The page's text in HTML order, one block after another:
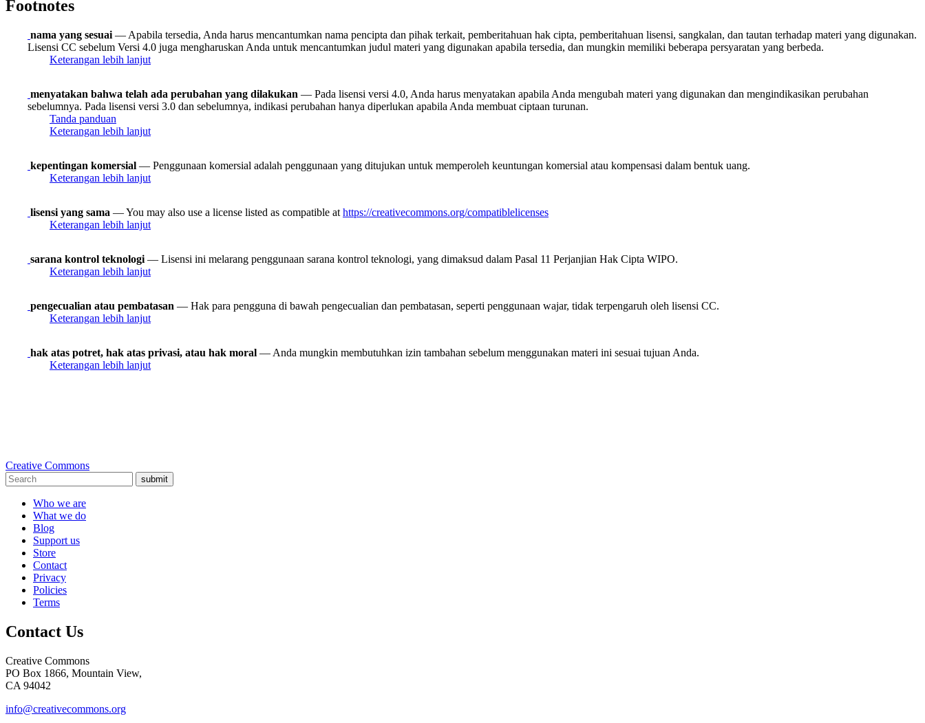
Footnotes
nama yang sesuai — Apabila tersedia, Anda harus mencantumkan nama pencipta dan pihak terkait, pemberitahuan hak cipta, pemberitahuan lisensi, sangkalan, dan tautan terhadap materi yang digunakan.
Lisensi CC sebelum Versi 4.0 juga mengharuskan Anda untuk mencantumkan judul materi yang digunakan apabila tersedia, dan mungkin memiliki beberapa persyaratan yang berbeda.
Keterangan lebih lanjut
menyatakan bahwa telah ada perubahan yang dilakukan — Pada lisensi versi 4.0, Anda harus menyatakan apabila Anda mengubah materi yang digunakan dan mengindikasikan perubahan
sebelumnya. Pada lisensi versi 3.0 dan sebelumnya, indikasi perubahan hanya diperlukan apabila Anda membuat ciptaan turunan.
Tanda panduan
Keterangan lebih lanjut
kepentingan komersial — Penggunaan komersial adalah penggunaan yang ditujukan untuk memperoleh keuntungan komersial atau kompensasi dalam bentuk uang.
Keterangan lebih lanjut
lisensi yang sama — You may also use a license listed as compatible at https://creativecommons.org/compatiblelicenses
Keterangan lebih lanjut
sarana kontrol teknologi — Lisensi ini melarang penggunaan sarana kontrol teknologi, yang dimaksud dalam Pasal 11 Perjanjian Hak Cipta WIPO.
Keterangan lebih lanjut
pengecualian atau pembatasan — Hak para pengguna di bawah pengecualian dan pembatasan, seperti penggunaan wajar, tidak terpengaruh oleh lisensi CC.
Keterangan lebih lanjut
hak atas potret, hak atas privasi, atau hak moral — Anda mungkin membutuhkan izin tambahan sebelum menggunakan materi ini sesuai tujuan Anda.
Keterangan lebih lanjut
Creative Commons
submit
Who we are
What we do
Blog
Support us
Store
Contact
Privacy
Policies
Terms
Contact Us
Creative Commons
PO Box 1866, Mountain View,
CA 94042
info@creativecommons.org